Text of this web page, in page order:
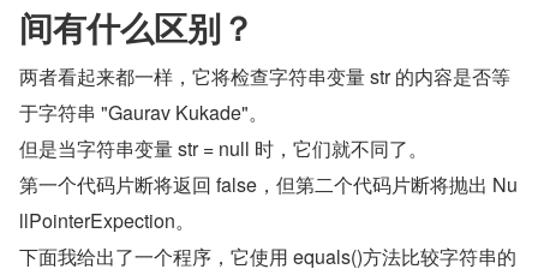
间有什么区别？
两者看起来都一样，它将检查字符串变量 str 的内容是否等
于字符串 "Gaurav Kukade"。
但是当字符串变量 str = null 时，它们就不同了。
第一个代码片断将返回 false，但第二个代码片断将抛出 Nu
llPointerExpection。
下面我给出了一个程序，它使用 equals()方法比较字符串的